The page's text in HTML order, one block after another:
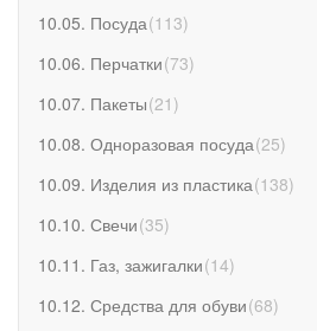
10.05. Посуда(113)
10.06. Перчатки(73)
10.07. Пакеты(21 )
10.08. Одноразовая посуда(25)
10.09. Изделия из пластика(138)
10.10. Свечи(35)
10.11. Газ, зажигалки(14)
10.12. Средства для обуви(68)